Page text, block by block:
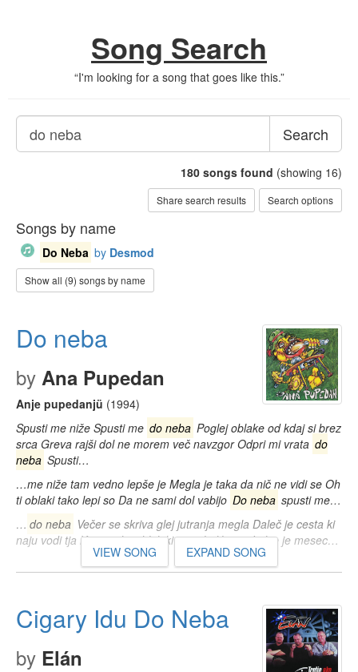
Song Search
“I'm looking for a song that goes like this.”
Search
180 songs found (showing 16)
Share search results Search options
Songs by name
Do Neba by Desmod
Show all (9) songs by name
Do neba
by Ana Pupedan
Anje pupedanjü (1994)
Spusti me niže Spusti me do neba Poglej oblake od kdaj si brez
srca Greva rajši dol ne morem več navzgor Odpri mi vrata do
neba Spusti…
…me niže tam vedno lepše je Megla je taka da nič ne vidi se Oh
ti oblaki tako lepi so Da ne sami dol vabijo Do neba spusti me…
… do neba Večer se skriva glej jutranja megla Daleč je cesta ki
naju vodi tja Kje je zdaj oblak ki sva sledila mu In kje je mesec…
VIEW SONG EXPAND SONG
Cigary Idu Do Neba
by Elán